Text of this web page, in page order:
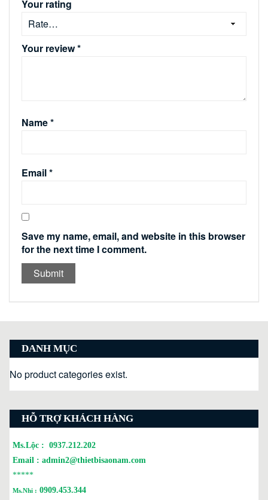
Your rating
Your review*
Name*
Email*
Save my name, email, and website in this browser
for the next time I comment.
DANH MỤC
No product categories exist.
HỖ TRỢ KHÁCH HÀNG
Ms.Lộc : 0937.212.202
Email : admin2@thietbisaonam.com
*****
Ms.Nhi : 0909.453.344